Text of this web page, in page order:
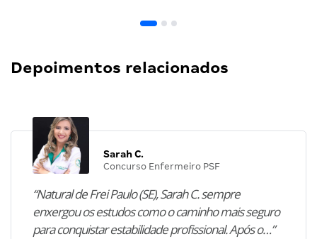
Depoimentos relacionados
Sarah C.
Concurso Enfermeiro PSF
“Natural de Frei Paulo (SE), Sarah C. sempre
enxergou os estudos como o caminho mais seguro
para conquistar estabilidade profissional. Após o…”